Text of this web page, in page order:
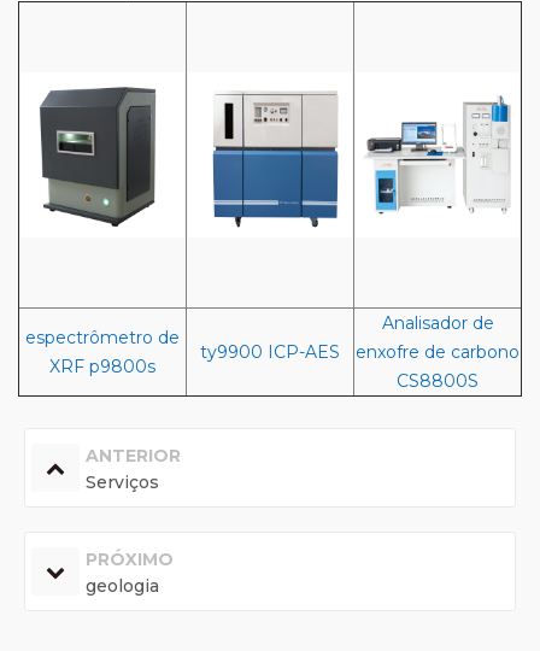
espectrômetro de
XRF p9800s
ty9900 ICP-AES
Analisador de
enxofre de carbono
CS8800S
ANTERIOR
Serviços
PRÓXIMO
geologia